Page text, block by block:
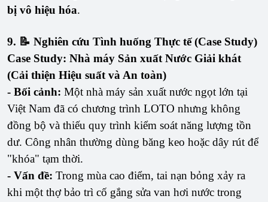
bị vô hiệu hóa.
9. 📝 Nghiên cứu Tình huống Thực tế (Case Study)
Case Study: Nhà máy Sản xuất Nước Giải khát
(Cải thiện Hiệu suất và An toàn)
- Bối cảnh: Một nhà máy sản xuất nước ngọt lớn tại
Việt Nam đã có chương trình LOTO nhưng không
đồng bộ và thiếu quy trình kiểm soát năng lượng tồn
dư. Công nhân thường dùng băng keo hoặc dây rút để
"khóa" tạm thời.
- Vấn đề: Trong mùa cao điểm, tai nạn bỏng xảy ra
khi một thợ bảo trì cố gắng sửa van hơi nước trong